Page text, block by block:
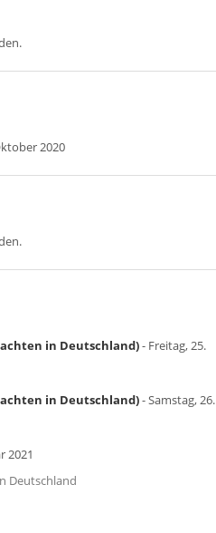
2020
in Deutschland)- Freitag, 25.
in Deutschland)- Samstag, 26.
2021
Deutschland